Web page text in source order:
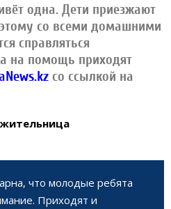
одна. Дети приезжают
со всеми домашними
справляться
на помощь приходят
со ссылкой на
что молодые ребята
Приходят и